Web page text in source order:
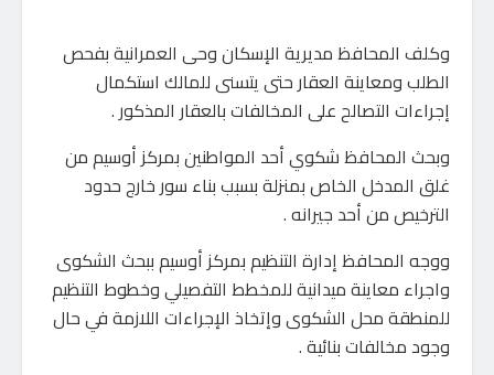
وكلف المحافظ مديرية الإسكان وحى العمرانية بفحص
الطلب ومعاينة العقار حتى يتسنى للمالك استكمال
إجراءات التصالح على المخالفات بالعقار المذكور .
وبحث المحافظ شكوي أحد المواطنين بمركز أوسيم من
غلق المدخل الخاص بمنزلة بسبب بناء سور خارج حدود
الترخيص من أحد جيرانه .
ووجه المحافظ إدارة التنظيم بمركز أوسيم ببحث الشكوى
واجراء معاينة ميدانية للمخطط التفصيلي وخطوط التنظيم
للمنطقة محل الشكوى وإتخاذ الإجراءات اللازمة في حال
وجود مخالفات بنائية .